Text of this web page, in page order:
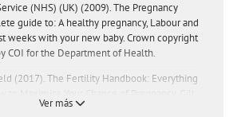
(NHS) (UK) (2009). The Pregnancy
guide to: A healthy pregnancy, Labour and
weeks with your new baby. Crown copyright
COI for the Department of Health.
(2017). The Fertility Handbook: Everything
29, 2017.
Ver más